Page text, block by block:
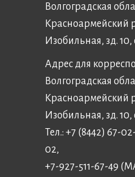
Волгоградская
Красноармейский
Изобильная, зд. 10,
Адрес для
Волгоградская
Красноармейский
Изобильная, зд. 10,
Тел.: +7 (8442) 67-
02,
+7-927-511-67-49